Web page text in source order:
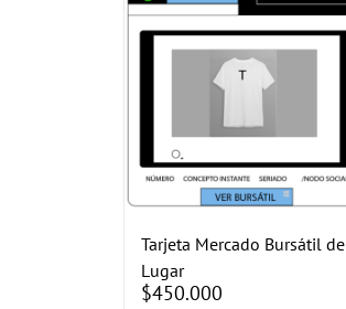
Tarjeta Mercado Bursátil de
Lugar
$450.000